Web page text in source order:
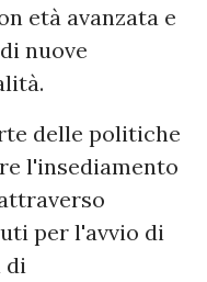
età avanzata e
nuove
delle politiche
l'insediamento
per l'avvio di
di